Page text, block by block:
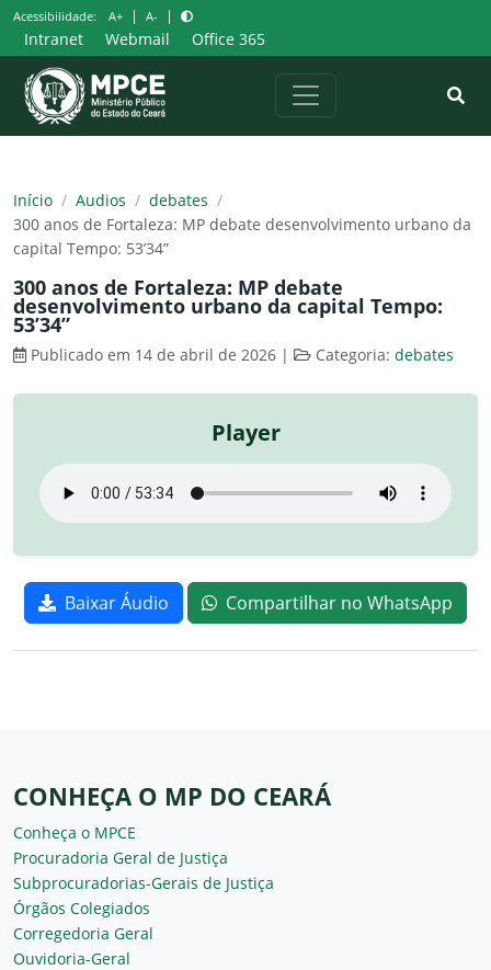
Pular
para
o
conteúdo
Acessibilidade: A+ | A- |
Intranet Webmail Office 365
Início / Audios / debates /
300 anos de Fortaleza: MP debate desenvolvimento urbano da
capital Tempo: 53’34”
300 anos de Fortaleza: MP debate
desenvolvimento urbano da capital Tempo:
53’34”
Publicado em 14 de abril de 2026 | Categoria: debates
Player
Baixar Áudio Compartilhar no WhatsApp
CONHEÇA O MP DO CEARÁ
Conheça o MPCE
Procuradoria Geral de Justiça
Subprocuradorias-Gerais de Justiça
Órgãos Colegiados
Corregedoria Geral
Ouvidoria-Geral